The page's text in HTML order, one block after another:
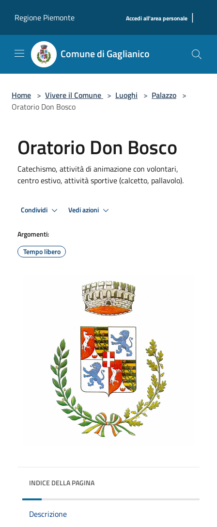
Regione Piemonte
Accedi all'area personale |
Comune di Gaglianico
Home > Vivere il Comune > Luoghi > Palazzo >
Oratorio Don Bosco
Oratorio Don Bosco
Catechismo, attività di animazione con volontari,
centro estivo, attività sportive (calcetto, pallavolo).
Condividi Vedi azioni
Argomenti:
Tempo libero
INDICE DELLA PAGINA
Descrizione